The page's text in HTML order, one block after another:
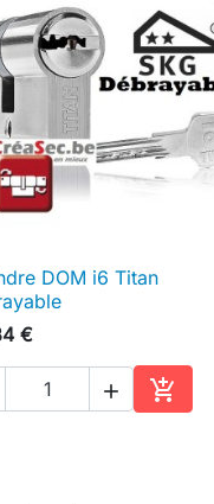
 Aperçu rapide
DOM i6 Titan
€
 